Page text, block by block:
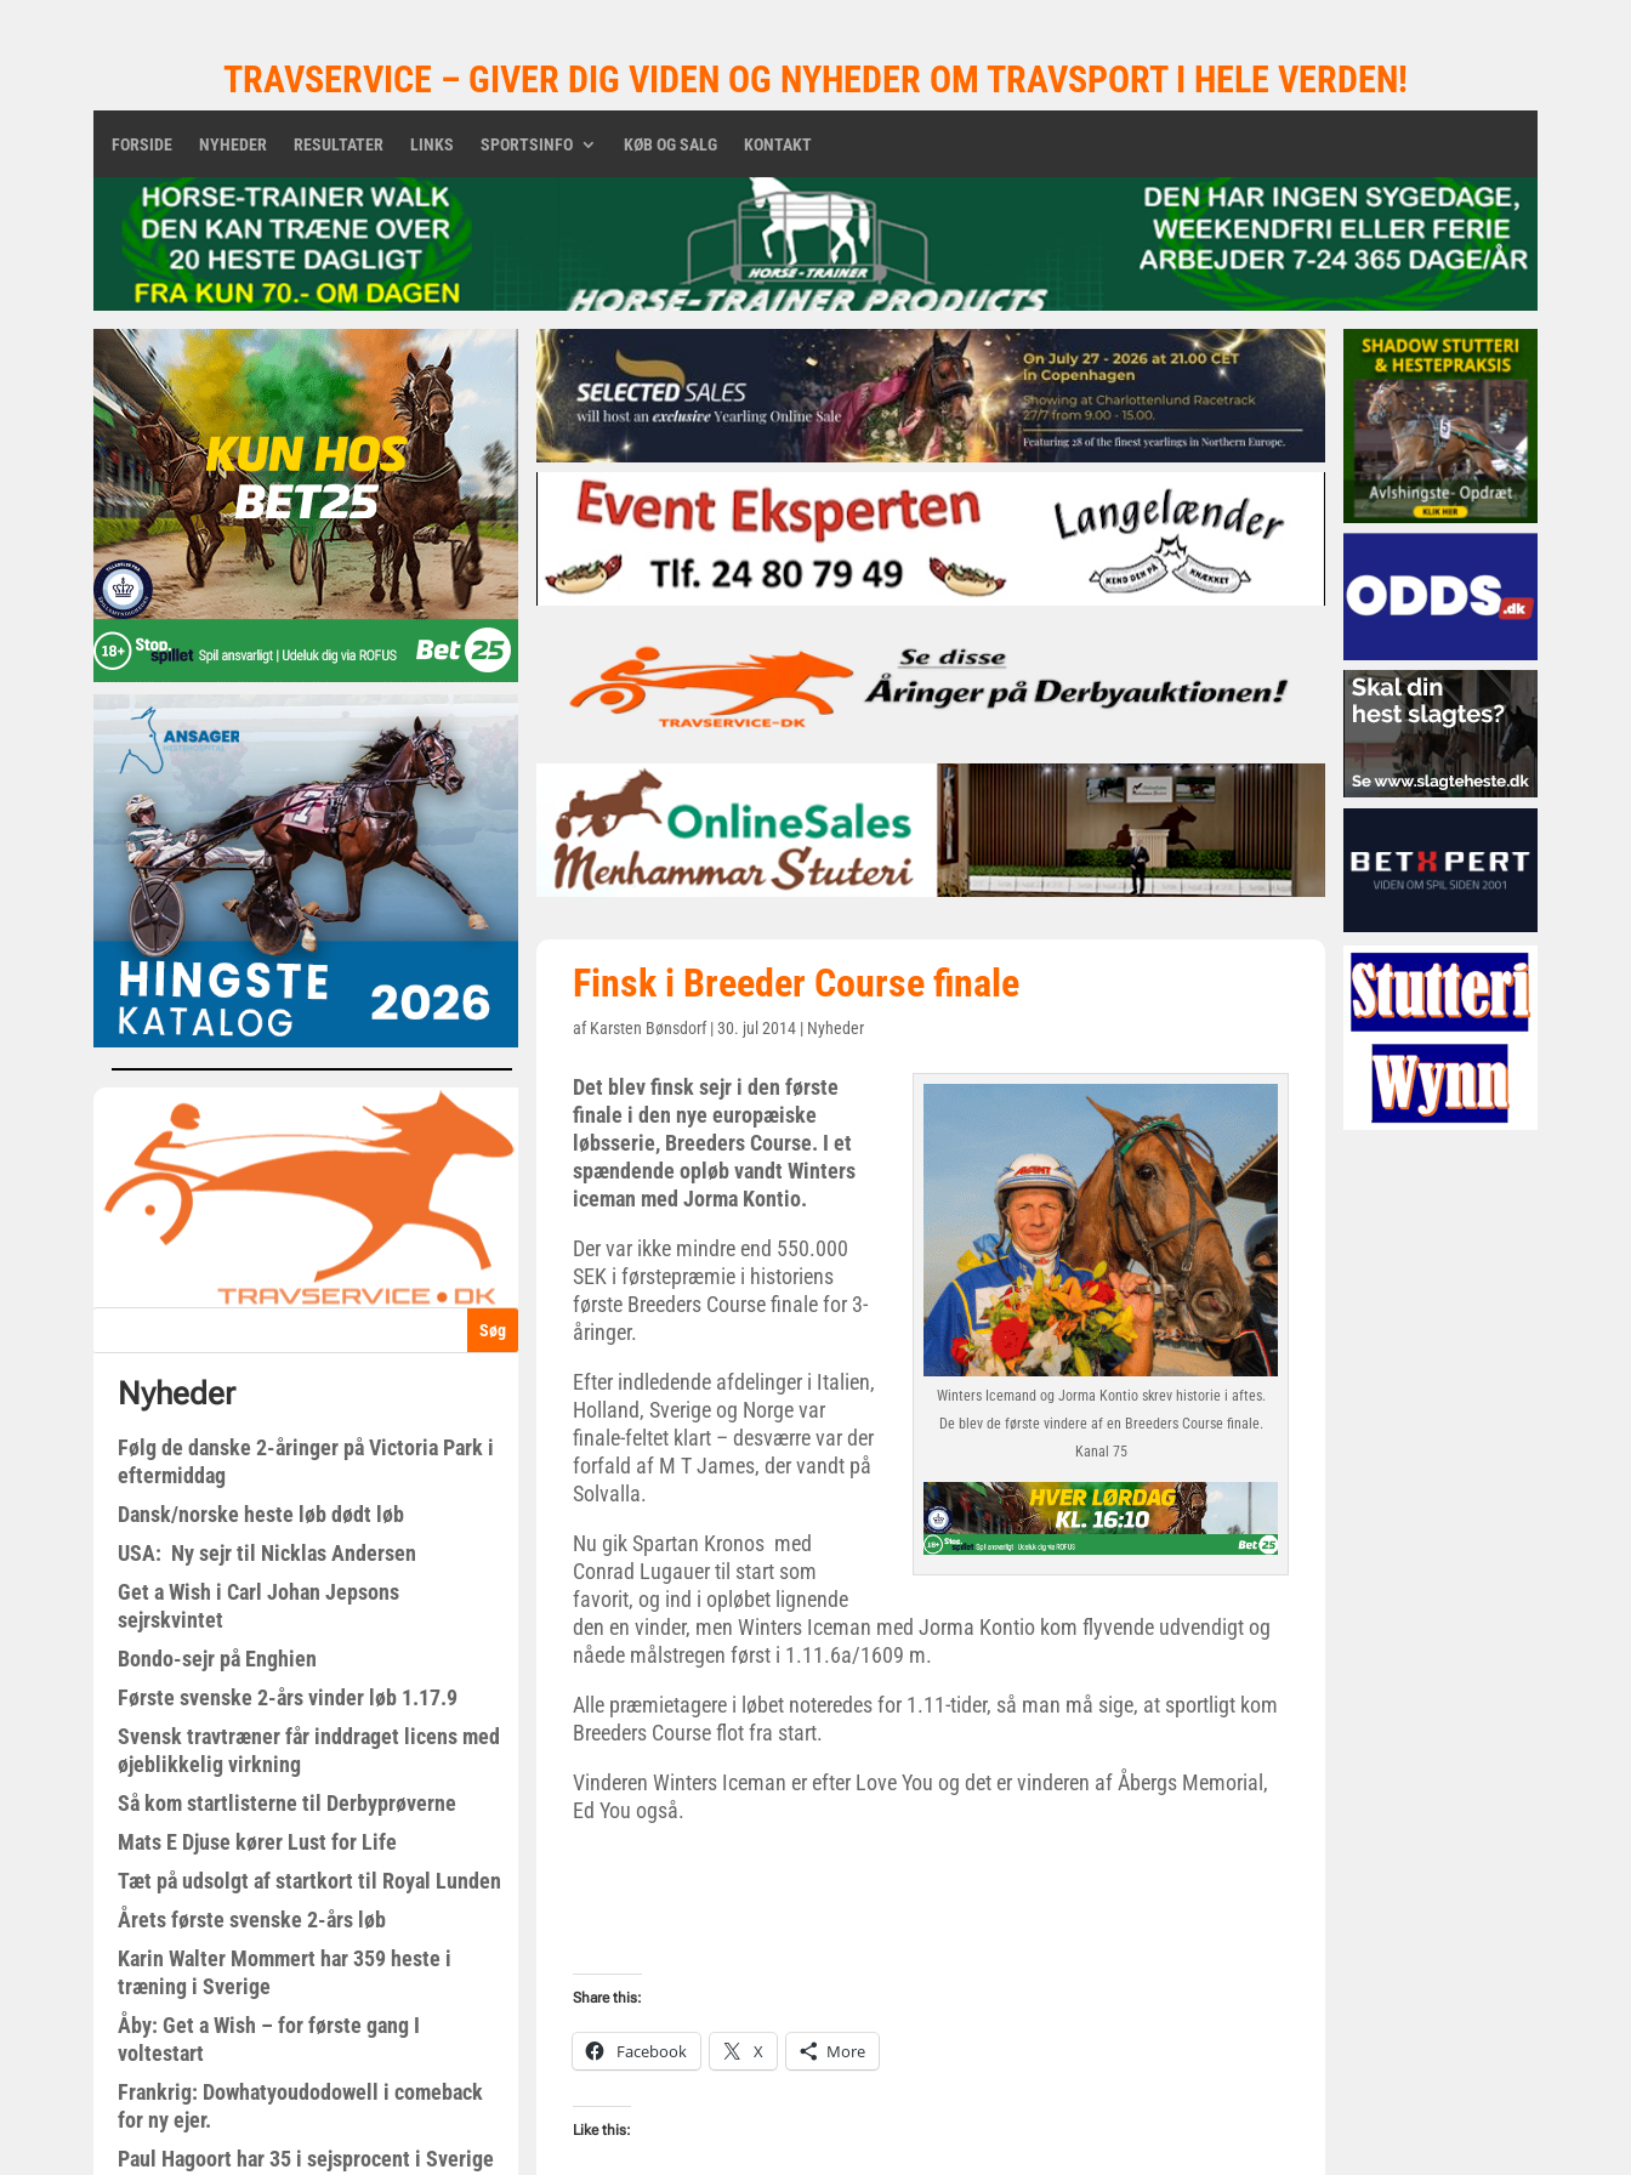
TRAVSERVICE – GIVER DIG VIDEN OG NYHEDER OM TRAVSPORT I HELE VERDEN!
FORSIDE NYHEDER RESULTATER LINKS SPORTSINFO KØB OG SALG KONTAKT
Nyheder
Følg de danske 2-åringer på Victoria Park i
eftermiddag
Dansk/norske heste løb dødt løb
USA: Ny sejr til Nicklas Andersen
Get a Wish i Carl Johan Jepsons
sejrskvintet
Bondo-sejr på Enghien
Første svenske 2-års vinder løb 1.17.9
Svensk travtræner får inddraget licens med
øjeblikkelig virkning
Så kom startlisterne til Derbyprøverne
Mats E Djuse kører Lust for Life
Tæt på udsolgt af startkort til Royal Lunden
Årets første svenske 2-års løb
Karin Walter Mommert har 359 heste i
træning i Sverige
Åby: Get a Wish – for første gang I
voltestart
Frankrig: Dowhatyoudodowell i comeback
for ny ejer.
Paul Hagoort har 35 i sejsprocent i Sverige
Finsk i Breeder Course finale
afKarsten Bønsdorf|30. jul 2014 | Nyheder
Winters Icemand og Jorma Kontio skrev historie i aftes.
De blev de første vindere af en Breeders Course finale.
Kanal 75
Det blev finsk sejr i den første
finale i den nye europæiske
løbsserie, Breeders Course. I et
spændende opløb vandt Winters
iceman med Jorma Kontio.
Der var ikke mindre end 550.000
SEK i førstepræmie i historiens
første Breeders Course finale for 3-
åringer.
Efter indledende afdelinger i Italien,
Holland, Sverige og Norge var
finale-feltet klart – desværre var der
forfald af M T James, der vandt på
Solvalla.
Nu gik Spartan Kronos med
Conrad Lugauer til start som
favorit, og ind i opløbet lignende
den en vinder, men Winters Iceman med Jorma Kontio kom flyvende udvendigt og
nåede målstregen først i 1.11.6a/1609 m.
Alle præmietagere i løbet noteredes for 1.11-tider, så man må sige, at sportligt kom
Breeders Course flot fra start.
Vinderen Winters Iceman er efter Love You og det er vinderen af Åbergs Memorial,
Ed You også.
Share this:
Facebook X More
Like this: